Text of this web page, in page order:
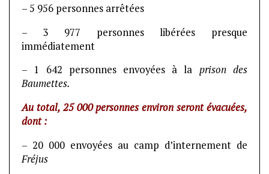
– 5 956 personnes arrêtées
– 3 977 personnes libérées presque
immédiatement
– 1 642 personnes envoyées à la prison des
Baumettes.
Au total, 25 000 personnes environ seront évacuées,
dont :
– 20 000 envoyées au camp d’internement de
Fréjus